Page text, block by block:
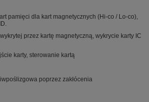
pamięci dla kart magnetycznych (Hi-co / Lo-co),
przez kartę magnetyczną, wykrycie karty IC
karty, sterowanie kartą
poprzez zakłócenia